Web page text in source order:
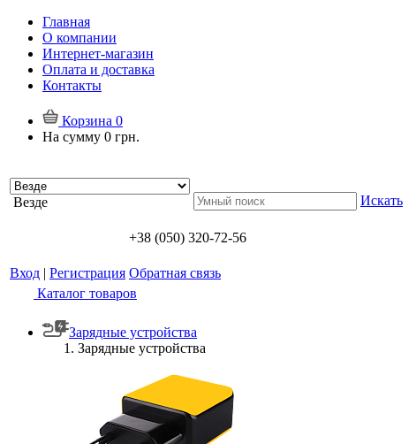
Главная
О компании
Интернет-магазин
Оплата и доставка
Контакты
Корзина 0
На сумму 0 грн.
Везде Искать
+38 (050) 320-72-56
Вход | Регистрация Обратная связь
Каталог товаров
Зарядные устройства
Зарядные устройства